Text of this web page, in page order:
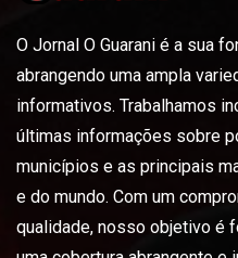
O Jornal O Guarani é a sua
abrangendo uma ampla
informativos. Trabalhamos
últimas informações sobre
municípios e as principais
e do mundo. Com um
qualidade, nosso objetivo é